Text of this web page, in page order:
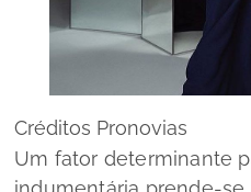
Créditos Pronovias
Um fator determinante